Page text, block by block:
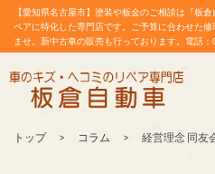
【愛知県名古屋市】塗装や板金のご相談は『板
ペアに特化した専門店です。ご予算に合わせた
ませ。新中古車の販売も行っております。電話
トップ コラム 経営理念 同友